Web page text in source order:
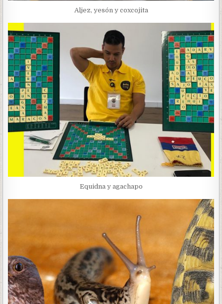
Aljez, yesón y coxcojita
Equidna y agachapo